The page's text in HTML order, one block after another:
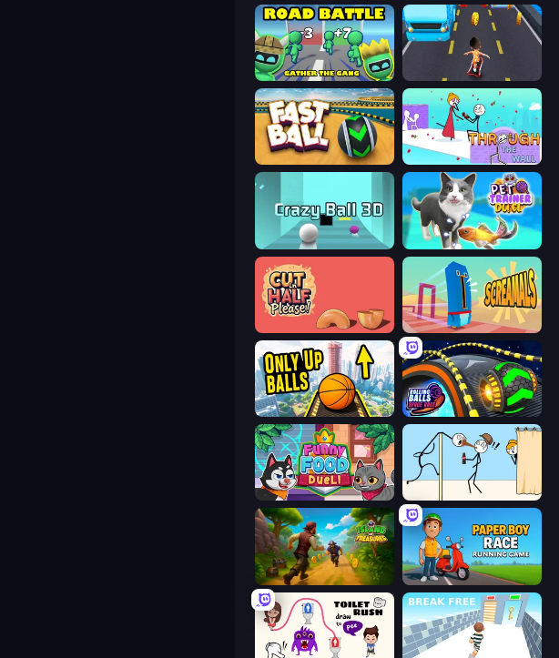
Road Battle: Gather the Gang
Fast Ball Jump Through the Wall
Crazy Ball 3D Pet Trainer Duel
Cut in Half, Please! Screamals
Only Up Balls Rolling Balls Space Race
Funny Food Duel Gomu Goman
Island of Treasures Paper Boy Race: Running Game